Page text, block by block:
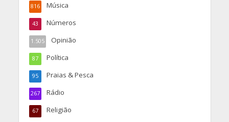
Música
816
Números
43
Opinião
1.505
Política
87
Praias & Pesca
95
Rádio
267
Religião
67